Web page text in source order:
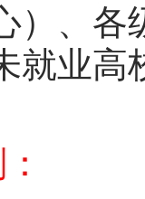
）、各
就业高